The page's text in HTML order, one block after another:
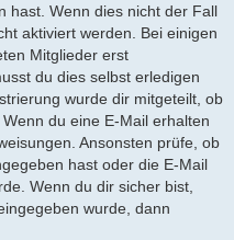
hast. Wenn dies nicht der Fall
aktiviert werden. Bei einigen
Mitglieder erst
du dies selbst erledigen
wurde dir mitgeteilt, ob
du eine E-Mail erhalten
Ansonsten prüfe, ob
hast oder die E-Mail
Wenn du dir sicher bist,
wurde, dann